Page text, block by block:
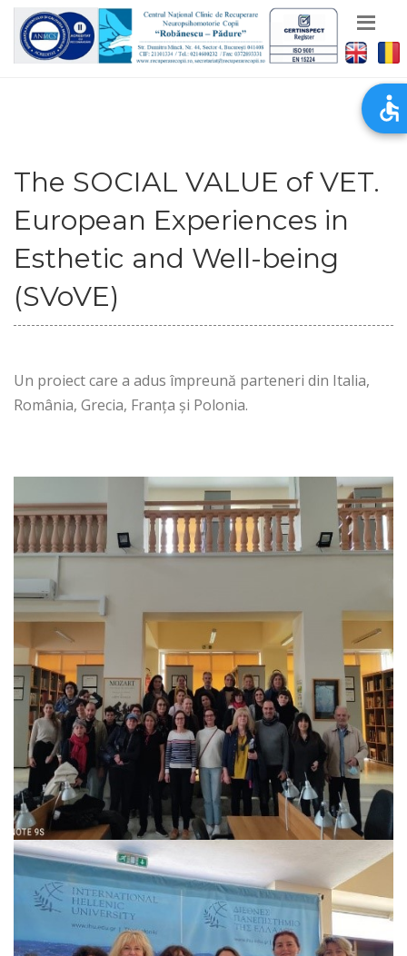
The SOCIAL VALUE of VET.
European Experiences in
Esthetic and Well-being
(SVoVE)
Un proiect care a adus împreună parteneri din Italia,
România, Grecia, Franța și Polonia.